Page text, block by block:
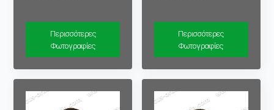
Περισσότερες
Φωτογραφίες
Περισσότερες
Φωτογραφίες